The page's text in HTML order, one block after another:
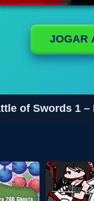
JOGAR
of Swords 1 –